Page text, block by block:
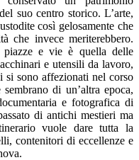
suo centro storico. L’arte,
così gelosamente che
che invece meriterebbero.
e vie è quella delle
e utensili da lavoro,
si sono affezionati nel corso
di un’altra epoca,
e fotografica di
di antichi mestieri ma
vuole dare tutta la
contenitori di eccellenze e